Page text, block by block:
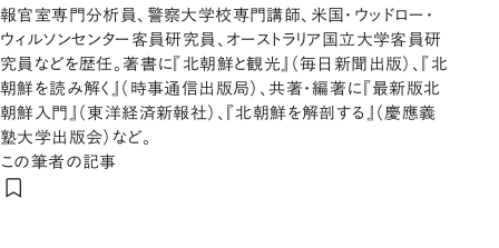
報官室専門分析員、警察大学校専門講師、米国・ウッドロー・
ウィルソンセンター客員研究員、オーストラリア国立大学客員研
究員などを歴任。著書に『北朝鮮と観光』（毎日新聞出版）、『北
朝鮮を読み解く』（時事通信出版局）、共著・編著に『最新版北
朝鮮入門』（東洋経済新報社）、『北朝鮮を解剖する』（慶應義
塾大学出版会）など。
この筆者の記事